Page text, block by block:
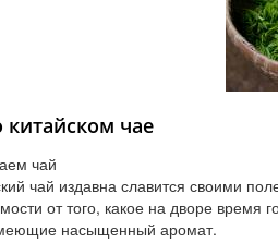
китайском чае
чай
чай издавна славится своими
от того, какое на дворе
насыщенный аромат.